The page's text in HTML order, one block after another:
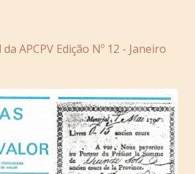
APCPV Edição Nº 12 - Janeiro